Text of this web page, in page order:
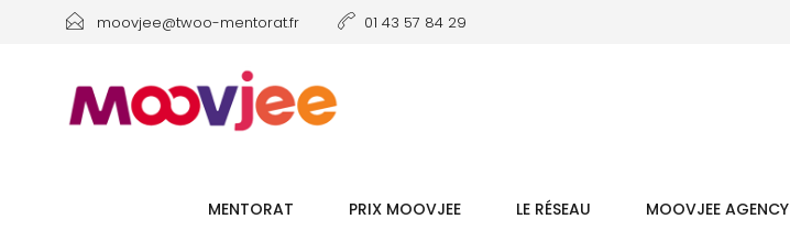
moovjee@twoo-mentorat.fr 01 43 57 84 29
MENTORAT PRIX MOOVJEE LE RÉSEAU MOOVJEE AGENCY